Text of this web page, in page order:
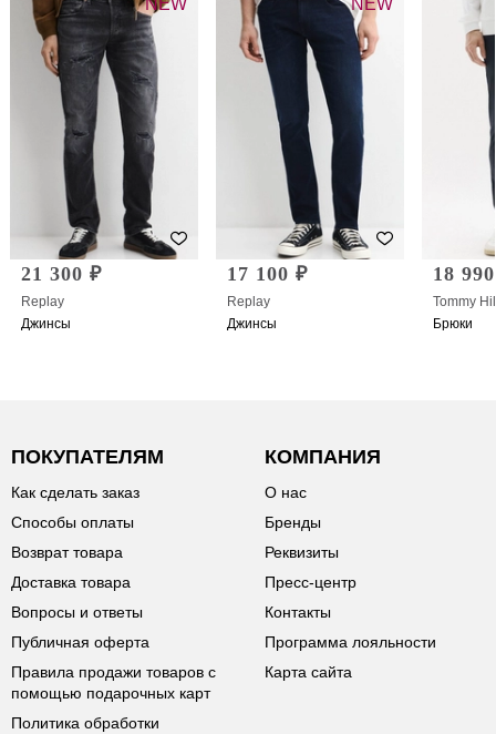
NEW
21 300 ₽
Replay
Джинсы
NEW
17 100 ₽
Replay
Джинсы
18
Tommy
Брюки
ПОКУПАТЕЛЯМ
Как сделать заказ
Способы оплаты
Возврат товара
Доставка товара
Вопросы и ответы
Публичная оферта
Правила продажи товаров с
помощью подарочных карт
Политика обработки
КОМПАНИЯ
О нас
Бренды
Реквизиты
Пресс-центр
Контакты
Программа лояльности
Карта сайта